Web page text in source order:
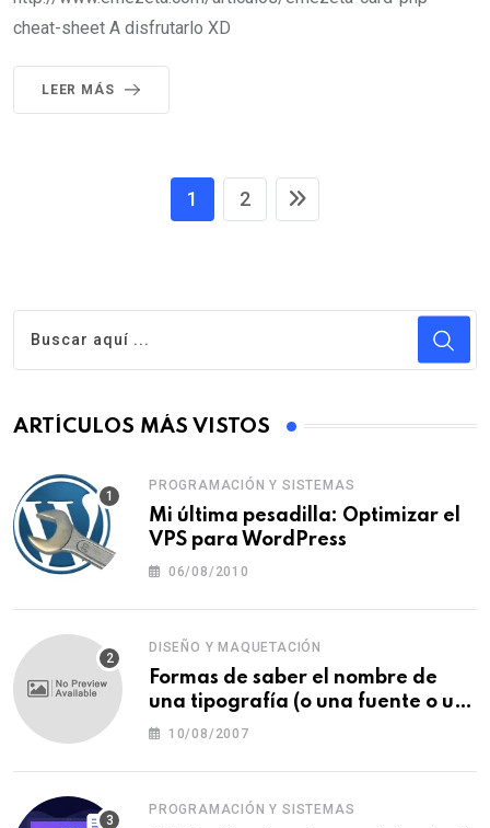
cheat-sheet A disfrutarlo XD
LEER MÁS
1 2
ARTÍCULOS MÁS VISTOS
PROGRAMACIÓN Y SISTEMAS
Mi última pesadilla: Optimizar el
VPS para WordPress
06/08/2010
DISEÑO Y MAQUETACIÓN
Formas de saber el nombre de
una tipografía (o una fuente o un
tipo de letra)
10/08/2007
PROGRAMACIÓN Y SISTEMAS